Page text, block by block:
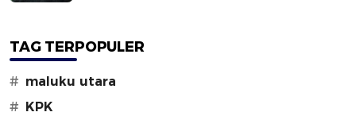
TAG TERPOPULER
# maluku utara
# KPK